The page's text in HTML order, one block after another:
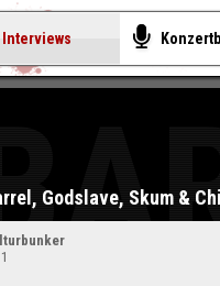
Godslave, Skum &
Interviews